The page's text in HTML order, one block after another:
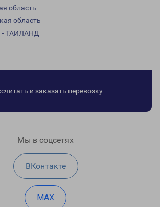
область
область
- ТАИЛАНД
и заказать перевозку
Мы в соцсетях
ВКонтакте
MAX